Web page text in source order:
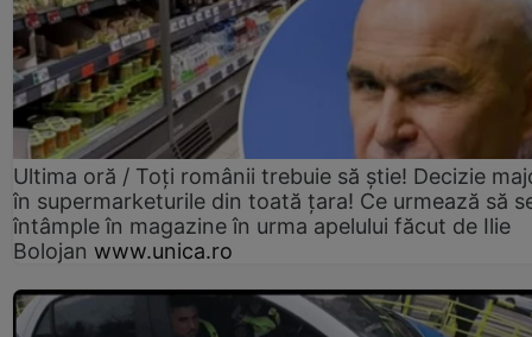
Ultima oră / Toți românii trebuie să știe! Decizie
în supermarketurile din toată țara! Ce urmează să
întâmple în magazine în urma apelului făcut de Ilie
Bolojan www.unica.ro